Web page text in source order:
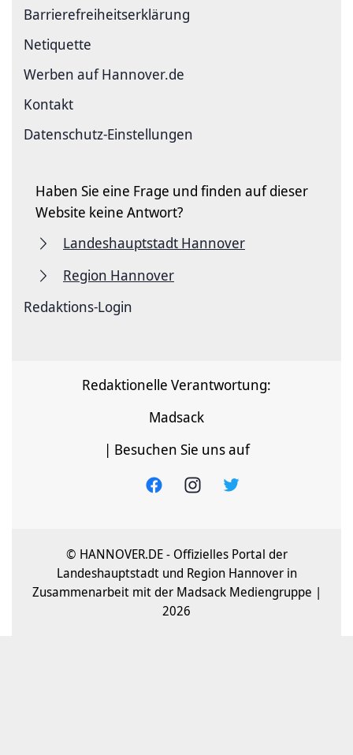
Barriere­freiheits­erklärung
Netiquette
Werben auf Hannover.de
Kontakt
Datenschutz-Einstellungen
Haben Sie eine Frage und finden auf dieser
Website keine Antwort?
Landeshauptstadt Hannover
Region Hannover
Redaktions-Login
Redaktionelle Verantwortung:
Madsack
| Besuchen Sie uns auf
© HANNOVER.DE - Offizielles Portal der
Landeshauptstadt und Region Hannover in
Zusammenarbeit mit der Madsack Mediengruppe |
2026